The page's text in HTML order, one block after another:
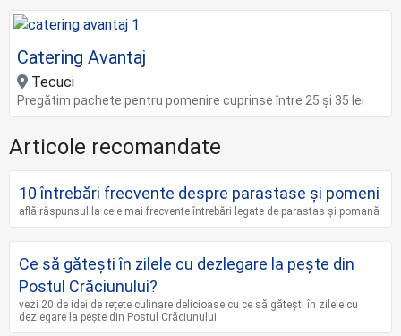
Catering Avantaj
Tecuci
Pregătim pachete pentru pomenire cuprinse între 25 și 35 lei
Articole recomandate
10 întrebări frecvente despre parastase și pomeni
află răspunsul la cele mai frecvente întrebări legate de parastas și pomană
Ce să gătești în zilele cu dezlegare la pește din
Postul Crăciunului?
vezi 20 de idei de rețete culinare delicioase cu ce să gătești în zilele cu
dezlegare la pește din Postul Crăciunului